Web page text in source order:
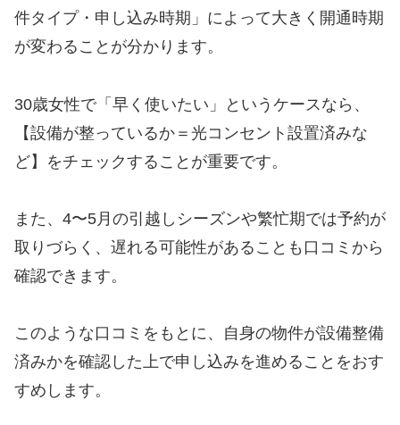
件タイプ・申し込み時期」によって大きく開通時期
が変わることが分かります。
30歳女性で「早く使いたい」というケースなら、
【設備が整っているか＝光コンセント設置済みな
ど】をチェックすることが重要です。
また、4〜5月の引越しシーズンや繁忙期では予約が
取りづらく、遅れる可能性があることも口コミから
確認できます。
このような口コミをもとに、自身の物件が設備整備
済みかを確認した上で申し込みを進めることをおす
すめします。